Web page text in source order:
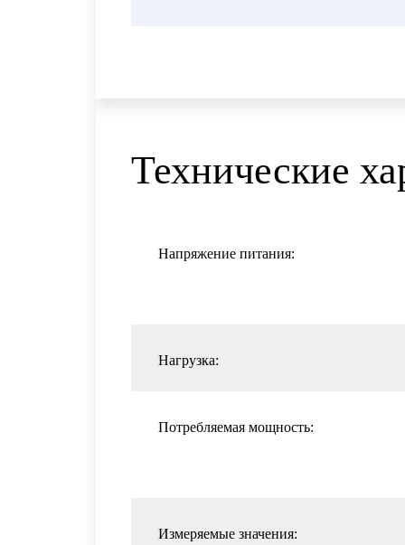
Технические
Напряжение питания:
Нагрузка:
Потребляемая мощность:
Измеряемые значения: